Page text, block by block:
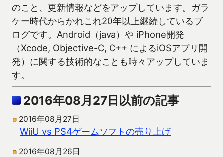
のこと、更新情報などをアップしています。ガラ
ケー時代からかれこれ20年以上継続しているブ
ログです。Android（java）や iPhone開発
（Xcode, Objective-C, C++ によるiOSアプリ開
発）に関する技術的なことも時々アップしていま
す。
2016年08月27日以前の記事
2016年08月27日
WiiU vs PS4ゲームソフトの売り上げ
2016年08月26日